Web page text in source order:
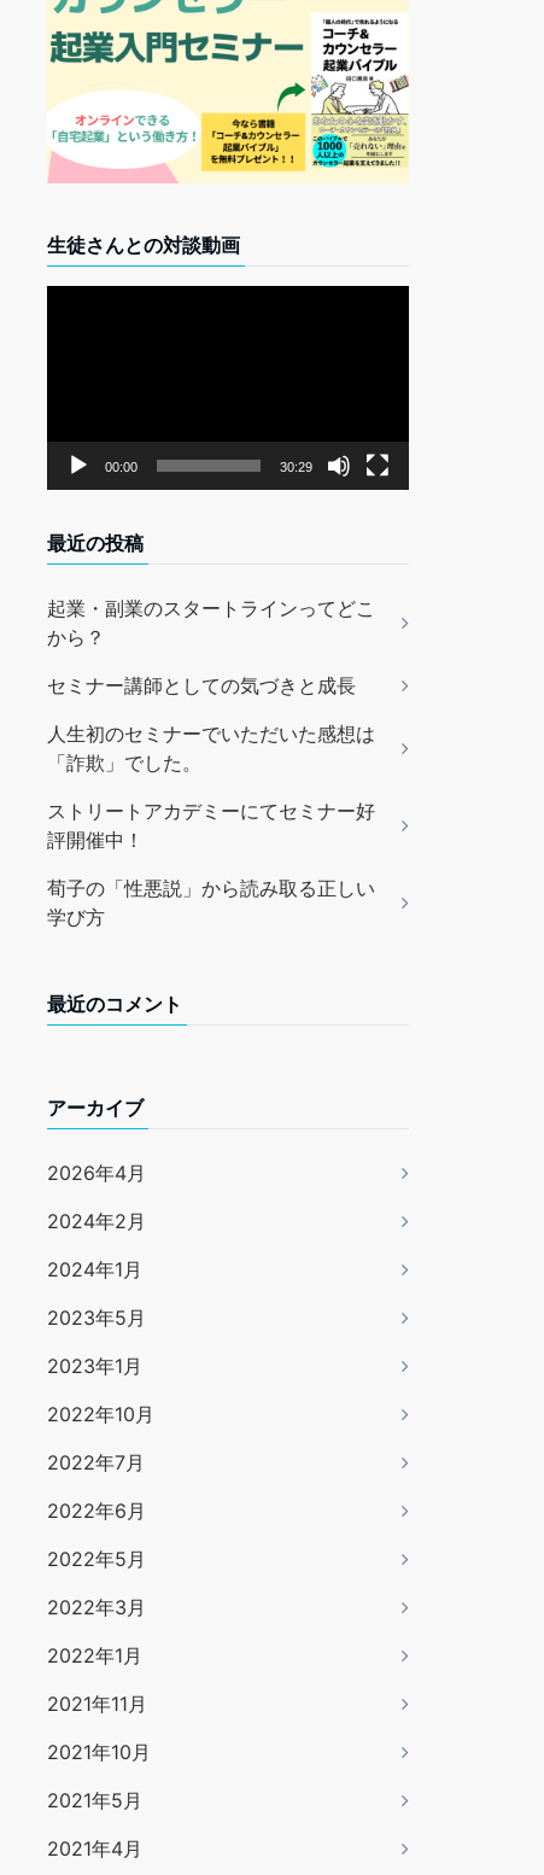
生徒さんとの対談動画
ヤ
00:00 30:29
最近の投稿
起業・副業のスタートラインってどこ
から？
セミナー講師としての気づきと成長
人生初のセミナーでいただいた感想は
「詐欺」でした。
ストリートアカデミーにてセミナー好
評開催中！
荀子の「性悪説」から読み取る正しい
学び方
最近のコメント
アーカイブ
2026年4月
2024年2月
2024年1月
2023年5月
2023年1月
2022年10月
2022年7月
2022年6月
2022年5月
2022年3月
2022年1月
2021年11月
2021年10月
2021年5月
2021年4月